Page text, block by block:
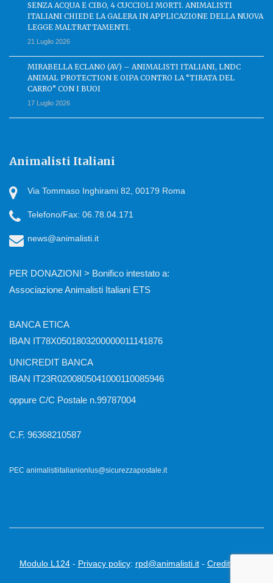
SENZA ACQUA E CIBO, 4 CUCCIOLI MORTI. ANIMALISTI
ITALIANI CHIEDE LA GALERA IN APPLICAZIONE DELLA NUOVA
LEGGE MALTRATTAMENTI.
21 Luglio 2026
MIRABELLA ECLANO (AV) – ANIMALISTI ITALIANI, LNDC
ANIMAL PROTECTION E OIPA CONTRO LA “TIRATA DEL
CARRO” CON I BUOI
17 Luglio 2026
Animalisti Italiani
Via Tommaso Inghirami 82, 00179 Roma
Telefono/Fax: 06.78.04.171
news@animalisti.it
PER DONAZIONI > Bonifico intestato a:
Associazione Animalisti Italiani ETS
BANCA ETICA
IBAN IT78X0501803200000011141876
UNICREDIT BANCA
IBAN IT23R0200805041000110085946
oppure C/C Postale n.99787004
C.F. 96368210587
PEC animalistiitalianionlus@sicurezzapostale.it
Modulo L124- Privacy policy: rpd@animalisti.it- Credits